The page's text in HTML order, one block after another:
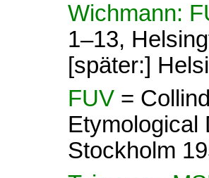
Wichmann:
1–13,
[später:]
FUV =
Etymological
Stockholm